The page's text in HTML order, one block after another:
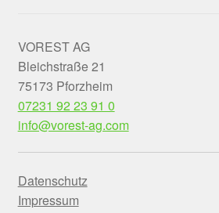
VOREST AG
Bleichstraße 21
75173 Pforzheim
07231 92 23 91 0
info@vorest-ag.com
Datenschutz
Impressum